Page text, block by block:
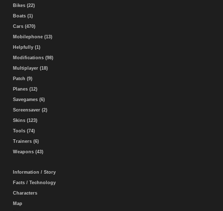
Bikes (22)
Boats (1)
Cars (470)
Mobilephone (13)
Helpfully (1)
Modifications (98)
Multiplayer (18)
Patch (9)
Planes (12)
Savegames (6)
Screensaver (2)
Skins (123)
Tools (74)
Trainers (6)
Weapons (43)
Information / Story
Facts / Technology
Characters
Map